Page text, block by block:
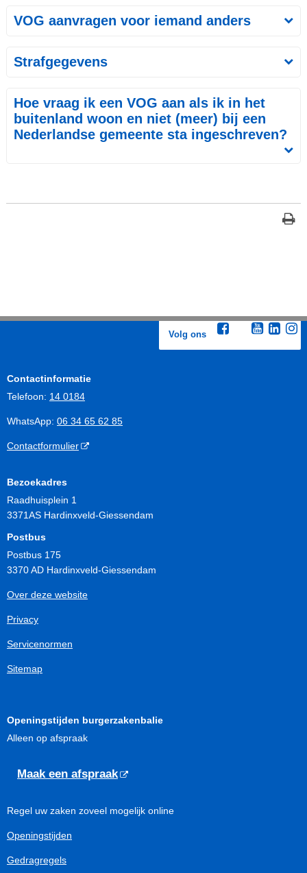
VOG aanvragen voor iemand anders
Strafgegevens
Hoe vraag ik een VOG aan als ik in het
buitenland woon en niet (meer) bij een
Nederlandse gemeente sta ingeschreven?
Volg ons
Contactinformatie
Telefoon: 14 0184
WhatsApp: 06 34 65 62 85
Contactformulier
Bezoekadres
Raadhuisplein 1
3371AS Hardinxveld-Giessendam
Postbus
Postbus 175
3370 AD Hardinxveld-Giessendam
Over deze website
Privacy
Servicenormen
Sitemap
Openingstijden burgerzakenbalie
Alleen op afspraak
Maak een afspraak
Regel uw zaken zoveel mogelijk online
Openingstijden
Gedragregels